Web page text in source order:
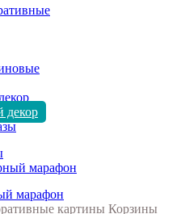
декор
марафон
картины Корзины